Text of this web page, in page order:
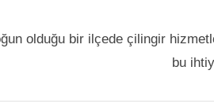
olduğu bir ilçede çilingir
bu